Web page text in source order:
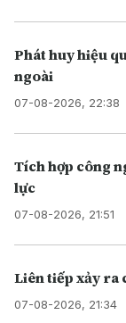
Phát huy hiệu
ngoài
07-08-2026, 22:38
Tích hợp công
lực
07-08-2026, 21:51
Liên tiếp xảy ra
07-08-2026, 21:34